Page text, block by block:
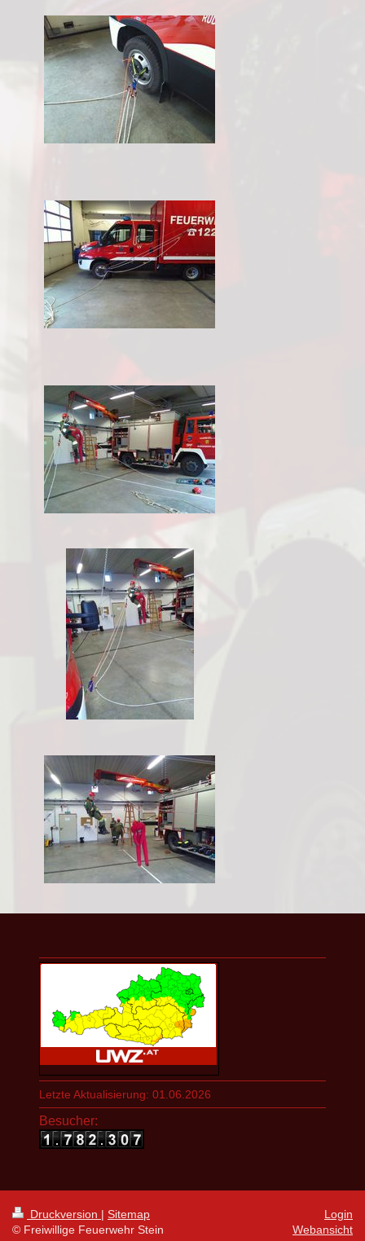
Letzte Aktualisierung: 01.06.2026
Besucher:
Druckversion | Sitemap
© Freiwillige Feuerwehr Stein
Login
Webansicht